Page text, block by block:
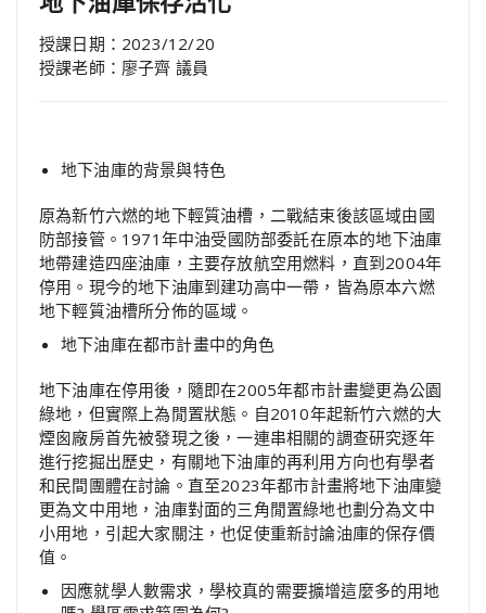
授課日期：2023/12/20
授課老師：廖子齊 議員
地下油庫的背景與特色
原為新竹六燃的地下輕質油槽，二戰結束後該區域由國
防部接管。1971年中油受國防部委託在原本的地下油庫
地帶建造四座油庫，主要存放航空用燃料，直到2004年
停用。現今的地下油庫到建功高中一帶，皆為原本六燃
地下輕質油槽所分佈的區域。
地下油庫在都市計畫中的角色
地下油庫在停用後，隨即在2005年都市計畫變更為公園
綠地，但實際上為閒置狀態。自2010年起新竹六燃的大
煙囪廠房首先被發現之後，一連串相關的調查研究逐年
進行挖掘出歷史，有關地下油庫的再利用方向也有學者
和民間團體在討論。直至2023年都市計畫將地下油庫變
更為文中用地，油庫對面的三角閒置綠地也劃分為文中
小用地，引起大家關注，也促使重新討論油庫的保存價
值。
因應就學人數需求，學校真的需要擴增這麼多的用地